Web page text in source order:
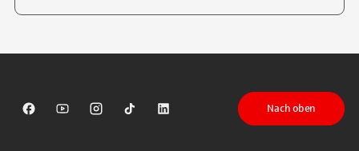
Sparkasse auf Facebook
Sparkasse auf Youtube
Sparkasse auf Instagram
Sparkasse auf TikTok
Sparkasse auf LinkedIn
Nach oben